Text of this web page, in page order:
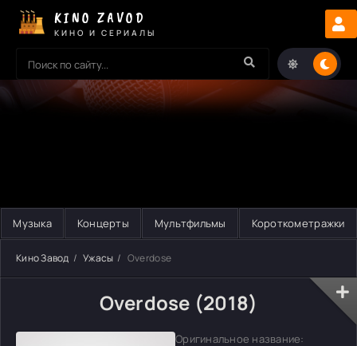
KINO ZAVOD
КИНО И СЕРИАЛЫ
Музыка Концерты Мультфильмы Короткометражки
Кино Завод Ужасы Overdose
Overdose (2018)
Оригинальное название: